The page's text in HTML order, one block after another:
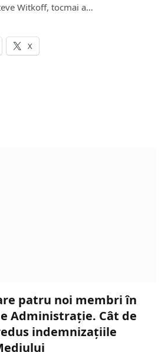
Witkoff, tocmai a…
X
patru noi membri în
Administrație. Cât de
indemnizațiile